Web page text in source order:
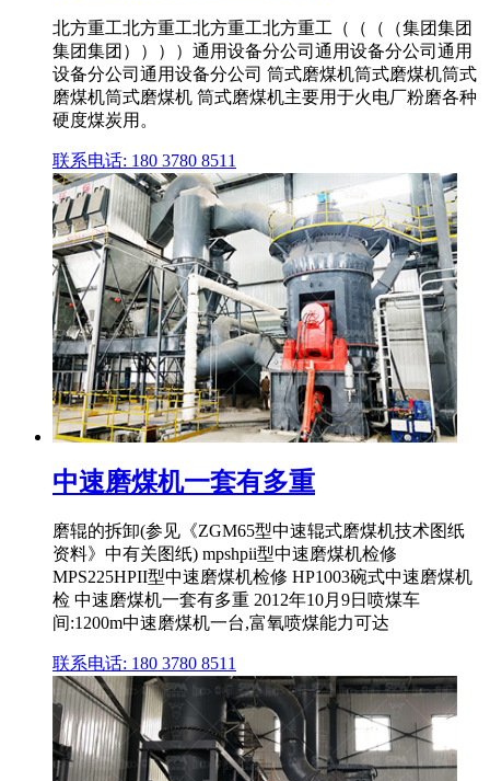
北方重工北方重工北方重工北方重工（（（（集团集团
集团集团））））通用设备分公司通用设备分公司通用
设备分公司通用设备分公司 筒式磨煤机筒式磨煤机筒式
磨煤机筒式磨煤机 筒式磨煤机主要用于火电厂粉磨各种
硬度煤炭用。
联系电话: 180 3780 8511
中速磨煤机一套有多重
磨辊的拆卸(参见《ZGM65型中速辊式磨煤机技术图纸
资料》中有关图纸) mpshpii型中速磨煤机检修
MPS225HPII型中速磨煤机检修 HP1003碗式中速磨煤机
检 中速磨煤机一套有多重 2012年10月9日喷煤车
间:1200m中速磨煤机一台,富氧喷煤能力可达
联系电话: 180 3780 8511